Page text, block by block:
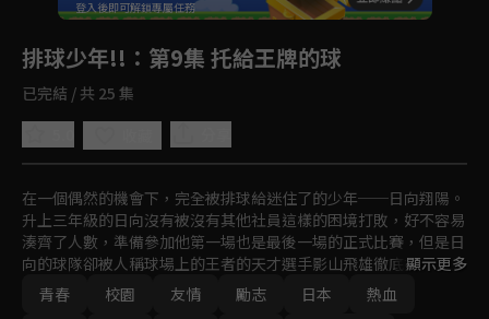
登入後即可解鎖專屬任務
排球少年!! ：第9集 托給王牌的球
已完結 / 共 25 集
在一個偶然的機會下，完全被排球給迷住了的少年──日向翔陽。
升上三年級的日向沒有被沒有其他社員這樣的困境打敗，好不容易
湊齊了人數，準備參加他第一場也是最後一場的正式比賽，但是日
向的球隊卻被人稱球場上的王者的天才選手影山飛雄徹底打敗。誓
言要報仇的日向打開了烏野排球社的門，卻在那兒看見了那可恨的
對手影山。
顯示更多
青春
校園 友情 勵志 日本
熱血